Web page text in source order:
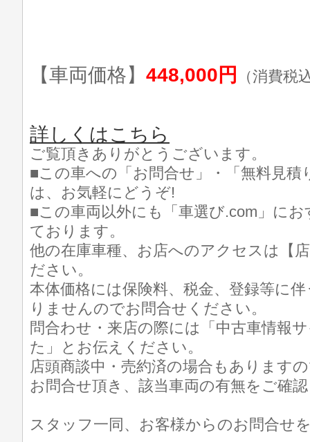
【車両価格】 448,000円 （消費税
詳しくはこちら
ご覧頂きありがとうございます。
■この車への「お問合せ」・「無料見積
は、お気軽にどうぞ!
■この車両以外にも「車選び.com」に
ております。
他の在庫車種、お店へのアクセスは【
ださい。
本体価格には保険料、税金、登録等に
りませんのでお問合せください。
問合わせ・来店の際には「中古車情報
た」とお伝えください。
店頭商談中・売約済の場合もあります
お問合せ頂き、該当車両の有無をご確
スタッフ一同、お客様からのお問合せ